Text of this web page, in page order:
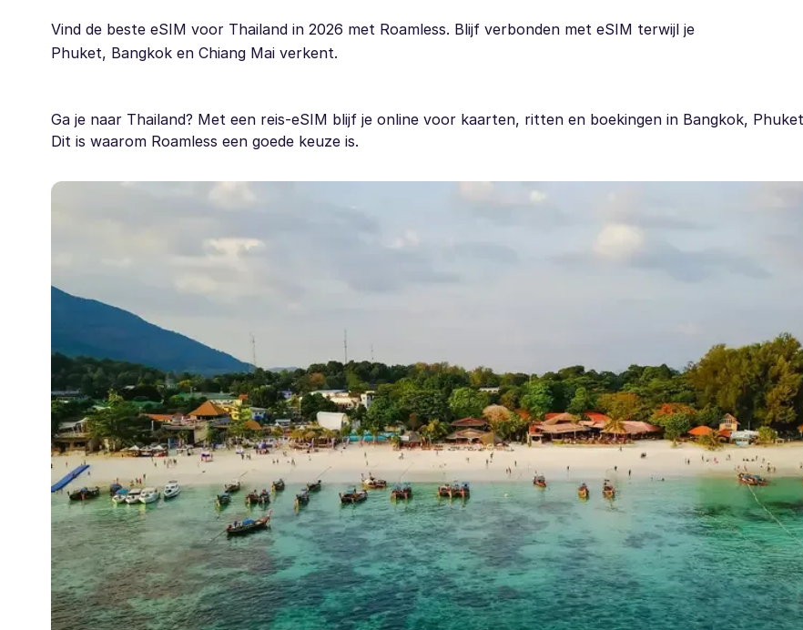
Vind de beste eSIM voor Thailand in 2026 met Roamless. Blijf verbonden met eSIM terwijl je
Phuket, Bangkok en Chiang Mai verkent.
Ga je naar Thailand? Met een reis-eSIM blijf je online voor kaarten, ritten en boekingen in Bangkok,
Dit is waarom Roamless een goede keuze is.